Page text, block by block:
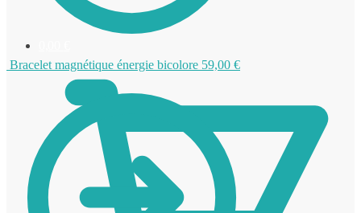
Bracelet magnétique énergie bicolore 59,00 €